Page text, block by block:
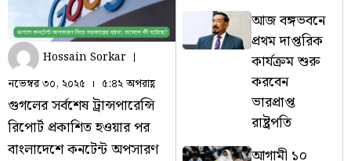
Hossain Sorkar
নভেম্বর ৩০, ২০২৫
৫:৪২ অপরাহ্ণ
গুগলের সর্বশেষ ট্রান্সপারেন্সি
রিপোর্ট প্রকাশিত হওয়ার পর
বাংলাদেশে কনটেন্ট অপসারণ
আজ বঙ্গভবনে
প্রথম দাপ্তরিক
কার্যক্রম শুরু
করবেন
ভারপ্রাপ্ত
রাষ্ট্রপতি
আগামী ১০